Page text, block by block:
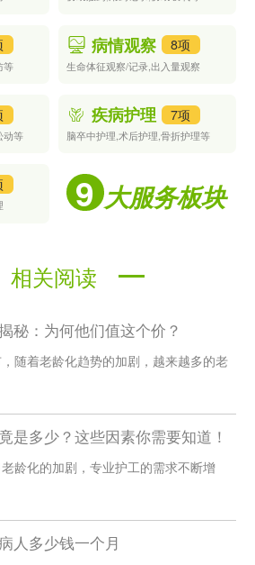
：在选择24小时护工时，需要根据自己的
社会中不可或缺的一种职业。在选择合
等
病情观察 8项
生命体征观察/记录,出入量观察
动等
疾病护理 7项
脑卒中护理,术后护理,骨折护理等
9 大服务板块
相关阅读
秘：为何他们值这个价？
随着老龄化趋势的加剧，越来越多的老
是多少？这些因素你需要知道！
龄化的加剧，专业护工的需求不断增
人多少钱一个月